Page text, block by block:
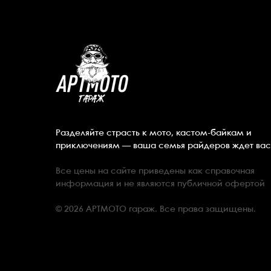
Разделяйте страсть к мото, кастом-байкам и
приключениям — ваша семья райдеров ждет
Все цены на сайте приведены как справочная
информация и не являются публичной офертой
© 2026 АРТМОТО гараж. Все права защищены.